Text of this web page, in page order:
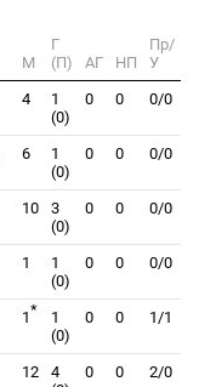
М
Г
(П)
АГ НП
Пр/
У
4
1
(0)
0 0 0/0
6
1
(0)
0 0 0/0
10
3
(0)
0 0 0/0
1
1
(0)
0 0 0/0
1*
1
(0)
0 0 1/1
12
4
0 0 2/0